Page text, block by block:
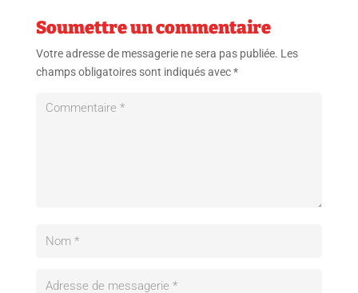
Soumettre un commentaire
Votre adresse de messagerie ne sera pas publiée. Les
champs obligatoires sont indiqués avec*